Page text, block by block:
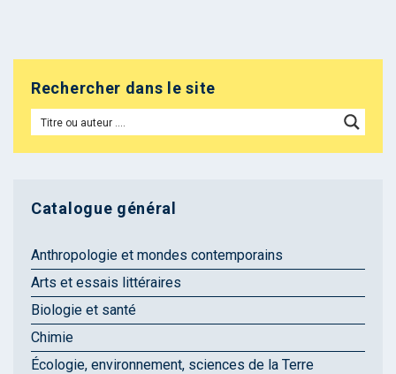
Rechercher dans le site
Catalogue général
Anthropologie et mondes contemporains
Arts et essais littéraires
Biologie et santé
Chimie
Écologie, environnement, sciences de la Terre